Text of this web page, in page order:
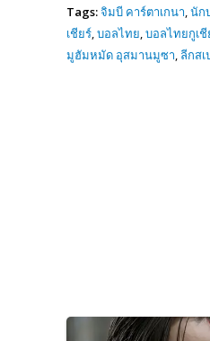
Tags:จิมบี คาร์ตาเกนา,นัก
เชียร์,บอลไทย,บอลไทยกูเชี
มูฮัมหมัด อุสมานมูซา, ลีกส